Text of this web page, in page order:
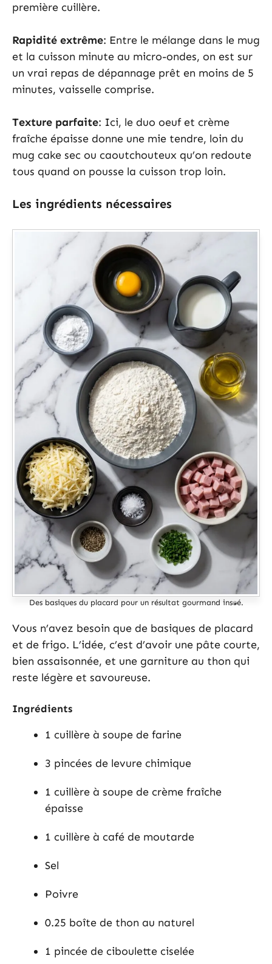
première cuillère.
Rapidité extrême: Entre le mélange dans le mug
et la cuisson minute au micro-ondes, on est sur
un vrai repas de dépannage prêt en moins de 5
minutes, vaisselle comprise.
Texture parfaite: Ici, le duo oeuf et crème
fraîche épaisse donne une mie tendre, loin du
mug cake sec ou caoutchouteux qu’on redoute
tous quand on pousse la cuisson trop loin.
Les ingrédients nécessaires
Des basiques du placard pour un résultat gourmand instantané.
Vous n’avez besoin que de basiques de placard
et de frigo. L’idée, c’est d’avoir une pâte courte,
bien assaisonnée, et une garniture au thon qui
reste légère et savoureuse.
Ingrédients
1 cuillère à soupe de farine
3 pincées de levure chimique
1 cuillère à soupe de crème fraîche
épaisse
1 cuillère à café de moutarde
Sel
Poivre
0.25 boîte de thon au naturel
1 pincée de ciboulette ciselée